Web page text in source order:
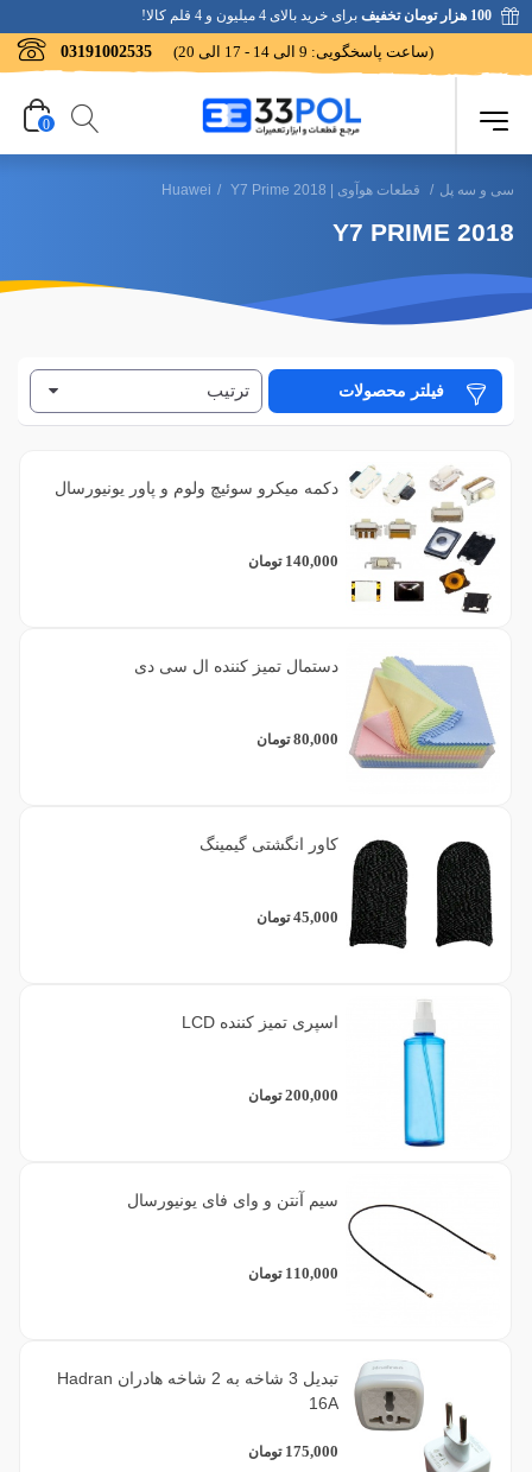
100 هزار تومان تخفیف برای خرید بالای 4 میلیون و 4 قلم کالا!
03191002535 (ساعت پاسخگویی: 9 الی 14 - 17 الی 20)
0
سی و سه پل / قطعات هوآوی | Huawei / Y7 Prime 2018
Y7 PRIME 2018
فیلتر محصولات ترتیب
دکمه میکرو سوئیچ ولوم و پاور یونیورسال
140,000 تومان
دستمال تمیز کننده ال سی دی
80,000 تومان
کاور انگشتی گیمینگ
45,000 تومان
اسپری تمیز کننده LCD
200,000 تومان
سیم آنتن و وای فای یونیورسال
110,000 تومان
تبدیل 3 شاخه به 2 شاخه هادران Hadran
16A
175,000 تومان